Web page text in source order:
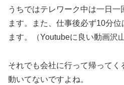
うちではテレワーク中は一日
ます。また、仕事後必ず10分
ます。（Youtubeに良い動画沢
それでも会社に行って帰ってく
動いてないですよね。